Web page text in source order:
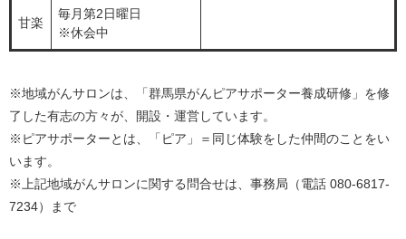
甘楽
毎月第2日曜日
※休会中
※地域がんサロンは、「群馬県がんピアサポーター養成研修」を修
了した有志の方々が、開設・運営しています。
※ピアサポーターとは、「ピア」＝同じ体験をした仲間のことをい
います。
※上記地域がんサロンに関する問合せは、事務局（電話 080-6817-
7234）まで